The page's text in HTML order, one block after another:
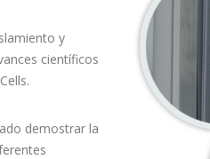
y
científicos
demostrar la